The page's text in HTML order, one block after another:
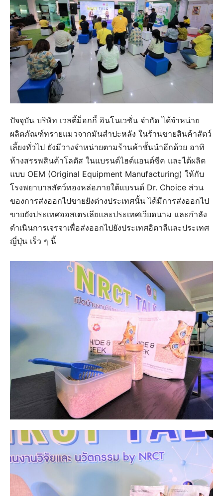
ปัจจุบัน บริษัท เวลตี้ม็อกกี้ อินโนเวชั่น จำกัด ได้จำหน่าย
ผลิตภัณฑ์ทรายแมวจากมันสำปะหลัง ในร้านขายสินค้าสัตว์
เลี้ยงทั่วไป ยังมีวางจำหน่ายตามร้านค้าชั้นนำอีกด้วย อาทิ
ห้างสรรพสินค้าโลตัส ในแบรนด์ไฮด์แอนด์ซีค และได้ผลิต
แบบ OEM (Original Equipment Manufacturing) ให้กับ
โรงพยาบาลสัตว์ทองหล่อภายใต้แบรนด์ Dr. Choice ส่วน
ของการส่งออกไปขายยังต่างประเทศนั้น ได้มีการส่งออกไป
ขายยังประเทศออสเตรเลียและประเทศเวียดนาม และกำลัง
ดำเนินการเจรจาเพื่อส่งออกไปยังประเทศอิตาลีและประเทศ
ญี่ปุ่น เร็ว ๆ นี้